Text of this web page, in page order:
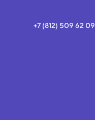
+7 (812) 509 62 09